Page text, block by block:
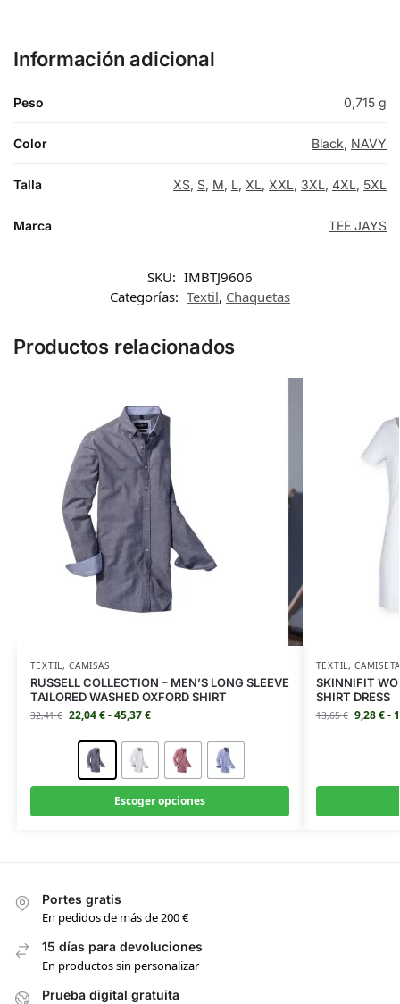
Información adicional
Peso 0,715 g
Color Black, NAVY
Talla XS, S, M, L, XL, XXL, 3XL, 4XL, 5XL
Marca TEE JAYS
SKU: IMBTJ9606
Categorías: Textil, Chaquetas
Productos relacionados
TEXTIL,CAMISAS
RUSSELL COLLECTION – MEN’S LONG SLEEVE
TAILORED WASHED OXFORD SHIRT
32,41€ 22,04€-45,37€
Escoger opciones
TEXTIL,
SKINNIFIT
SHIRT DRESS
13,65€ 9,28€-
Portes gratis
En pedidos de más de 200 €
15 días para devoluciones
En productos sin personalizar
Prueba digital gratuita